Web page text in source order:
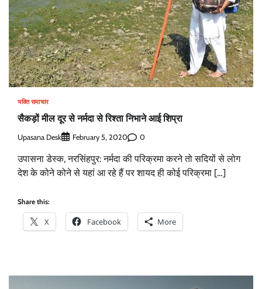
भक्ति समाचार
सैकड़ों मील दूर से नर्मदा से रिश्ता निभाने आई शिप्रा
Upasana Desk February 5, 2020 0
उपासना डेस्क, नरसिंहपुर: नर्मदा की परिक्रमा करने तो सदियों से लोग
देश के कोने कोने से यहां आ रहे हैं पर शायद ही कोई परिक्रमा […]
Share this:
X Facebook More